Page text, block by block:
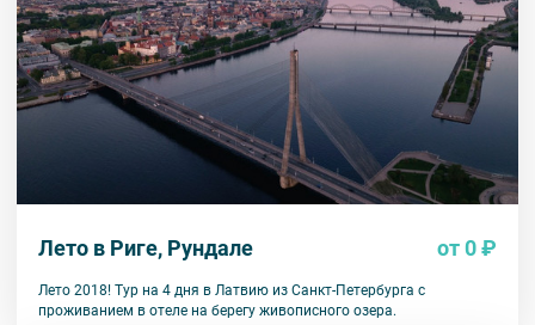
Лето в Риге, Рундале от 0 ₽
Лето 2018! Тур на 4 дня в Латвию из Санкт-Петербурга с
проживанием в отеле на берегу живописного озера.